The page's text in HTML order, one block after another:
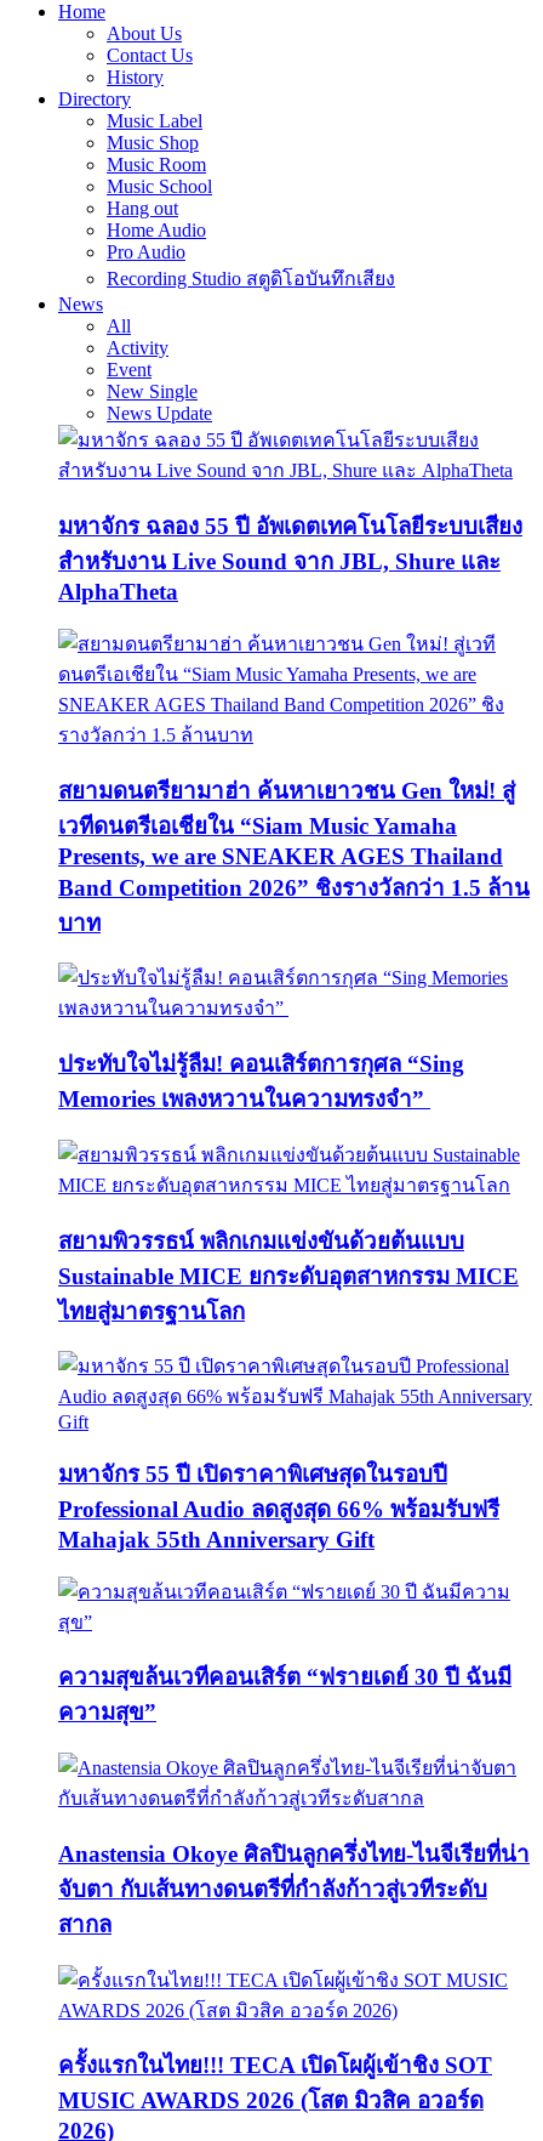
Home
About Us
Contact Us
History
Directory
Music Label
Music Shop
Music Room
Music School
Hang out
Home Audio
Pro Audio
Recording Studio สตูดิโอบันทึกเสียง
News
All
Activity
Event
New Single
News Update
มหาจักร ฉลอง 55 ปี อัพเดตเทคโนโลยีระบบเสียง
สำหรับงาน Live Sound จาก JBL, Shure และ
AlphaTheta
สยามดนตรียามาฮ่า ค้นหาเยาวชน Gen ใหม่! สู่
เวทีดนตรีเอเชียใน “Siam Music Yamaha
Presents, we are SNEAKER AGES Thailand
Band Competition 2026” ชิงรางวัลกว่า 1.5 ล้าน
บาท
ประทับใจไม่รู้ลืม! คอนเสิร์ตการกุศล “Sing
Memories เพลงหวานในความทรงจำ”
สยามพิวรรธน์ พลิกเกมแข่งขันด้วยต้นแบบ
Sustainable MICE ยกระดับอุตสาหกรรม MICE
ไทยสู่มาตรฐานโลก
มหาจักร 55 ปี เปิดราคาพิเศษสุดในรอบปี
Professional Audio ลดสูงสุด 66% พร้อมรับฟรี
Mahajak 55th Anniversary Gift
ความสุขล้นเวทีคอนเสิร์ต “ฟรายเดย์ 30 ปี ฉันมี
ความสุข”
Anastensia Okoye ศิลปินลูกครึ่งไทย-ไนจีเรียที่น่า
จับตา กับเส้นทางดนตรีที่กำลังก้าวสู่เวทีระดับ
สากล
ครั้งแรกในไทย!!! TECA เปิดโผผู้เข้าชิง SOT
MUSIC AWARDS 2026 (โสต มิวสิค อวอร์ด
2026)